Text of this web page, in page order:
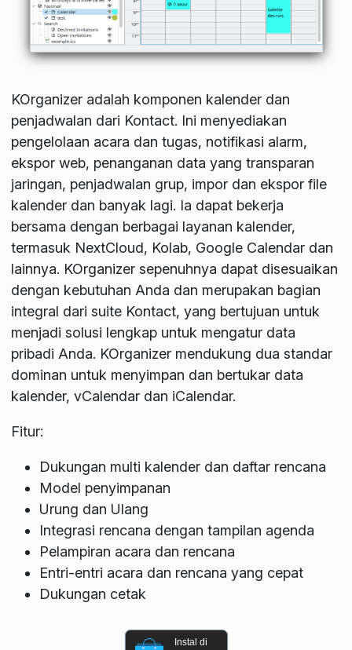
KOrganizer adalah komponen kalender dan
penjadwalan dari Kontact. Ini menyediakan
pengelolaan acara dan tugas, notifikasi alarm,
ekspor web, penanganan data yang transparan
jaringan, penjadwalan grup, impor dan ekspor file
kalender dan banyak lagi. Ia dapat bekerja
bersama dengan berbagai layanan kalender,
termasuk NextCloud, Kolab, Google Calendar dan
lainnya. KOrganizer sepenuhnya dapat disesuaikan
dengan kebutuhan Anda dan merupakan bagian
integral dari suite Kontact, yang bertujuan untuk
menjadi solusi lengkap untuk mengatur data
pribadi Anda. KOrganizer mendukung dua standar
dominan untuk menyimpan dan bertukar data
kalender, vCalendar dan iCalendar.
Fitur:
Dukungan multi kalender dan daftar rencana
Model penyimpanan
Urung dan Ulang
Integrasi rencana dengan tampilan agenda
Pelampiran acara dan rencana
Entri-entri acara dan rencana yang cepat
Dukungan cetak
Instal di